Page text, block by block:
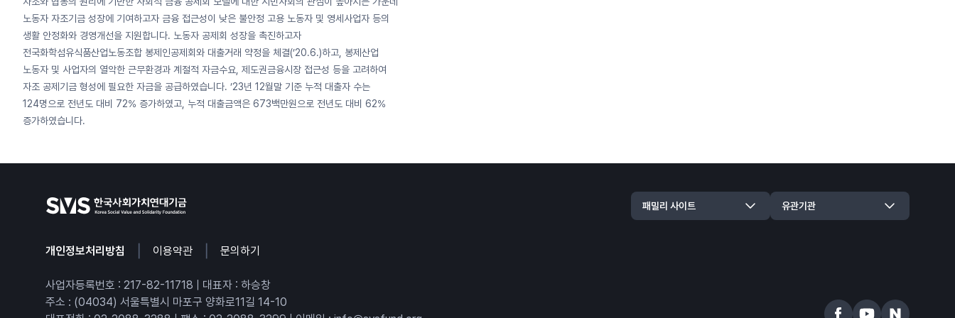
노동자 자조기금 성장에 기여하고자 금융 접근성이 낮은 불안정 고용 노동자 및 영세사업자 등의
생활 안정화와 경영개선을 지원합니다. 노동자 공제회 성장을 촉진하고자
전국화학섬유식품산업노동조합 봉제인공제회와 대출거래 약정을 체결(’20.6.)하고, 봉제산업
노동자 및 사업자의 열악한 근무환경과 계절적 자금수요, 제도권금융시장 접근성 등을 고려하여
자조 공제기금 형성에 필요한 자금을 공급하였습니다. ’23년 12월말 기준 누적 대출자 수는
124명으로 전년도 대비 72% 증가하였고, 누적 대출금액은 673백만원으로 전년도 대비 62%
증가하였습니다.
개인정보처리방침 이용약관 문의하기
사업자등록번호 : 217-82-11718 | 대표자 : 하승창
주소 : (04034) 서울특별시 마포구 양화로11길 14-10